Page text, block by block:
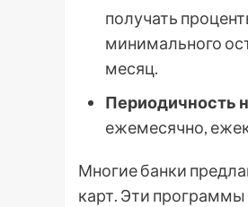
получать
минимального
месяц.
Периодичность
ежемесячно,
Многие банки
карт. Эти